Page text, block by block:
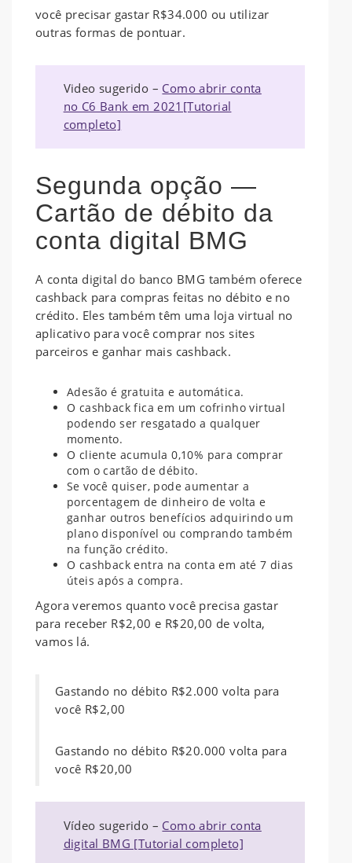
você precisar gastar R$34.000 ou utilizar
outras formas de pontuar.
Video sugerido – Como abrir conta
no C6 Bank em 2021[Tutorial
completo]
Segunda opção —
Cartão de débito da
conta digital BMG
A conta digital do banco BMG também oferece
cashback para compras feitas no débito e no
crédito. Eles também têm uma loja virtual no
aplicativo para você comprar nos sites
parceiros e ganhar mais cashback.
Adesão é gratuita e automática.
O cashback fica em um cofrinho virtual
podendo ser resgatado a qualquer
momento.
O cliente acumula 0,10% para comprar
com o cartão de débito.
Se você quiser, pode aumentar a
porcentagem de dinheiro de volta e
ganhar outros benefícios adquirindo um
plano disponível ou comprando também
na função crédito.
O cashback entra na conta em até 7 dias
úteis após a compra.
Agora veremos quanto você precisa gastar
para receber R$2,00 e R$20,00 de volta,
vamos lá.
Gastando no débito R$2.000 volta para
você R$2,00
Gastando no débito R$20.000 volta para
você R$20,00
Vídeo sugerido – Como abrir conta
digital BMG [Tutorial completo]